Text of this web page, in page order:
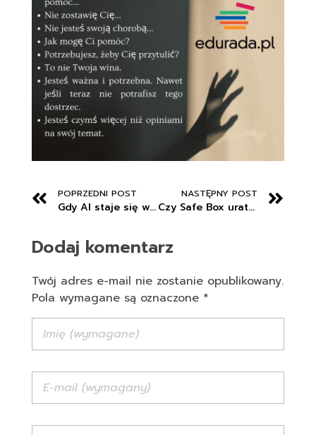
POPRZEDNI POST
Gdy AI staje się wyrocznią. Kto tak naprawdę dziś wychowuje nasze dzieci?
NASTĘPNY POST
Czy Safe Box uratuje młodych przed kryzysem emocjonalnym? Estoński pomysł na wsparcie nastolatków
Dodaj komentarz
Twój adres e-mail nie zostanie opublikowany.
Pola wymagane są oznaczone *